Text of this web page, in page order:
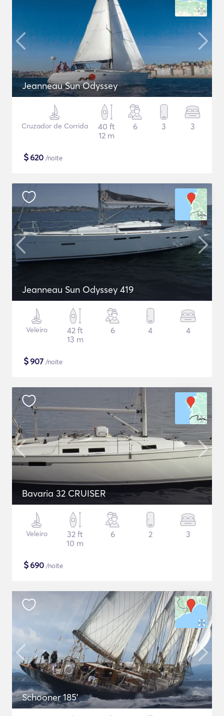
Jeanneau Sun Odyssey
Cruzador de Corrida
40 ft
12 m
6 3 3
$620 /noite
Jeanneau Sun Odyssey 419
Veleiro
42 ft
13 m
6 4 4
$907 /noite
Bavaria 32 CRUISER
Veleiro
32 ft
10 m
6 2 3
$690 /noite
Schooner 185'